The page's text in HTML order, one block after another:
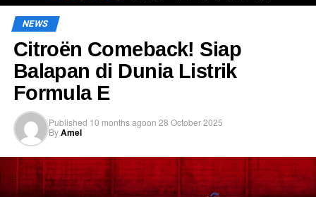
NEWS
Citroën Comeback! Siap
Balapan di Dunia Listrik
Formula E
Published 10 months agoon 28 October 2025
ByAmel